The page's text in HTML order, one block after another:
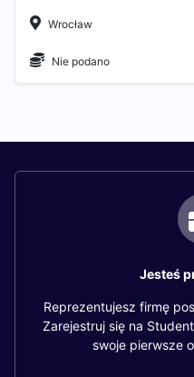
Wrocław
Nie podano
Jesteś
Reprezentujesz firmę
Zarejestruj się na
swoje pierwsze